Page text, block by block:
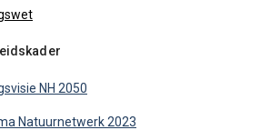
NH 2050
Natuurnetwerk 2023